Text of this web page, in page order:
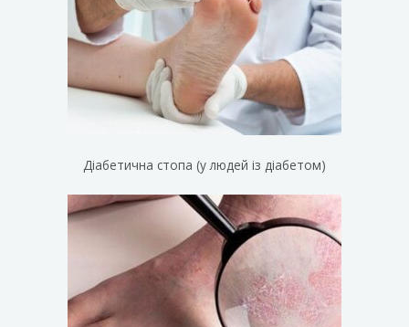
Діабетична стопа (у людей із діабетом)